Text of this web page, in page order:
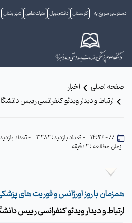
دسترسی سریع به: کارمندان دانشجویان هیات علمی شهروندان
صفحه اصلی
اخبار
ارتباط و دیدار ویدئو کنفرانسی رییس
// - 14:26 - تعداد بازدید: 3282
- تعداد
زمان مطالعه : 2 دقیقه
همزمان با روز اورژانس و فوریت های
ارتباط و دیدار ویدئو کنفرانسی رییس